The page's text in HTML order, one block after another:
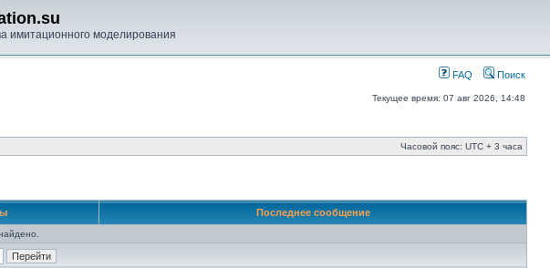
имитационного моделирования
FAQ Поиск
Текущее время: 07 авг 2026, 14:48
Часовой пояс: UTC + 3 часа
Последнее сообщение